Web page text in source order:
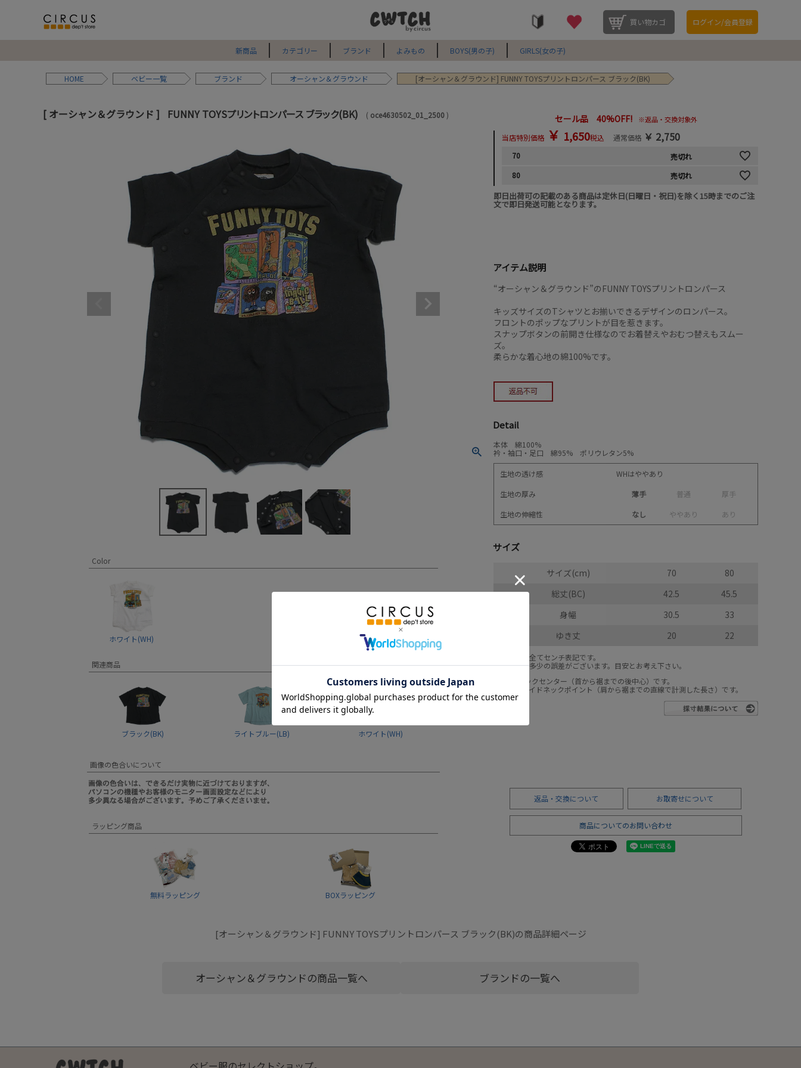
買い物カゴ ログイン/会員登録
新商品 カテゴリー ブランド よみもの BOYS(男の子) GIRLS(女の子)
HOME ベビー ブランド オーシャン＆グラウンド [オーシャン＆グラウンド] FUNNY TOYSプリントロンパース ブラック(BK)
オーシャン＆グラウンド FUNNY TOYSプリントロンパース ブラック(BK) oce4630502_01_2500
Color
ホワイト(WH)
関連商品
ブラック(BK) ライトブルー(LB) ホワイト(WH)
画像の色合いについて
ラッピング商品
無料ラッピング BOXラッピング
セール品 40%OFF! ※返品・交換対象外
当店特別価格 ￥ 1,650税込 通常価格 ￥ 2,750
70
売切れ
80
売切れ
即日出荷可の記載のある商品は定休日(日曜日・祝日)を除く15時までのご注
文で即日発送可能となります。
アイテム説明
“オーシャン＆グラウンド”のFUNNY TOYSプリントロンパース
キッズサイズのTシャツとお揃いできるデザインのロンパース。
フロントのポップなプリントが目を惹きます。
スナップボタンの前開き仕様なのでお着替えやおむつ替えもスムー
ズ。
柔らかな着心地の綿100%です。
Detail
本体 綿100%
衿・袖口・足口 綿95% ポリウレタン5%
生地の透け感
WHはややあり
生地の厚み
薄手 普通 厚手
生地の伸縮性
なし ややあ り あ り
サイズ
サイズ(cm) 70
80
総丈(BC)
42.5
45.5
身幅
30.5
33
ゆき丈
20 22
採寸結果は全てセンチ表記です。
商品により多少の誤差がございます。目安とお考え下さい。
※BCはバックセンター（首から裾までの後中心）です。
※SNPはサイドネックポイント（肩から裾までの直線で計測した長さ）です。
返品・交換について お取寄せについて
商品についてのお問い合わせ
[オーシャン＆グラウンド] FUNNY TOYSプリントロンパース ブラック(BK)の商品詳細ページ
オーシャン＆グラウンドの商品一覧へ ブランドの一覧へ